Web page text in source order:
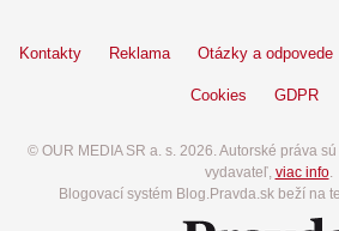
Kontakty Reklama Otázky a odpovede
Cookies GDPR
© OUR MEDIA SR a. s. 2026. Autorské práva
vydavateľ, viac info.
Blogovací systém Blog.Pravda.sk beží na